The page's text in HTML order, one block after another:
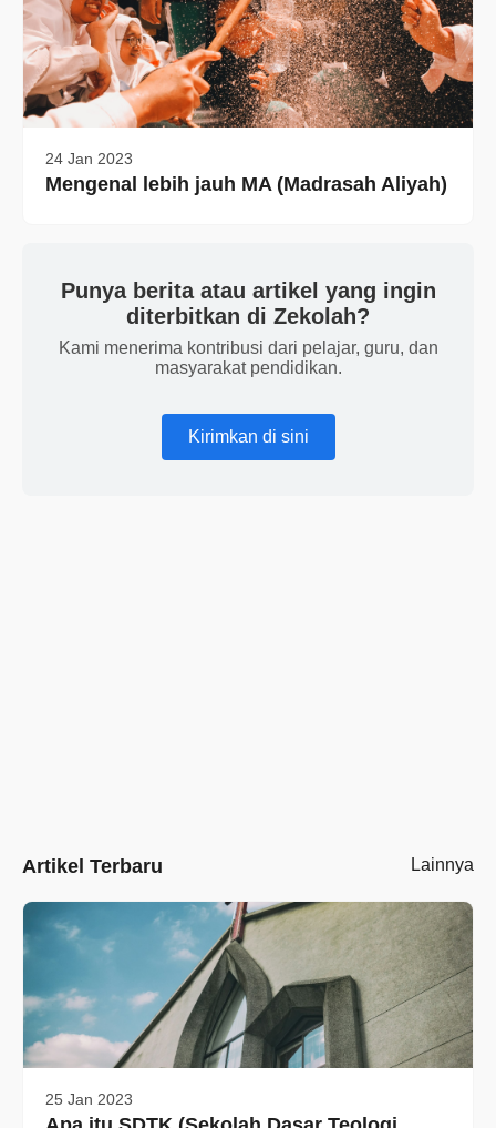
24 Jan 2023
Mengenal lebih jauh MA (Madrasah Aliyah)
Punya berita atau artikel yang ingin
diterbitkan di Zekolah?
Kami menerima kontribusi dari pelajar, guru, dan
masyarakat pendidikan.
Kirimkan di sini
Artikel Terbaru Lainnya
25 Jan 2023